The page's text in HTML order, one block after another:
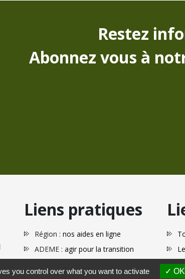
Restez
Abonnez vous à
Liens pratiques
Région : nos aides en ligne
ADEME : agir pour la transition
you control over what you want to activate